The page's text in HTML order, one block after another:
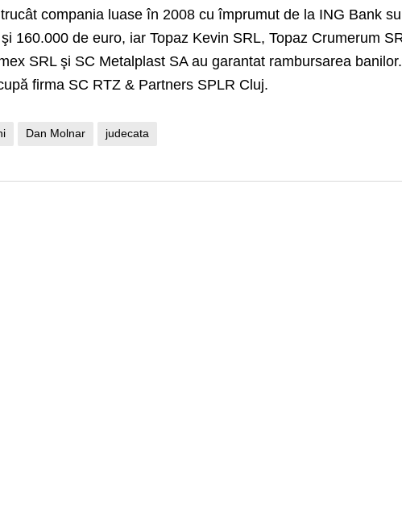
compania luase în 2008 cu împrumut de la ING Bank
160.000 de euro, iar Topaz Kevin SRL, Topaz Crumerum
SRL şi SC Metalplast SA au garantat rambursarea
firma SC RTZ & Partners SPLR Cluj.
Dan Molnar judecata